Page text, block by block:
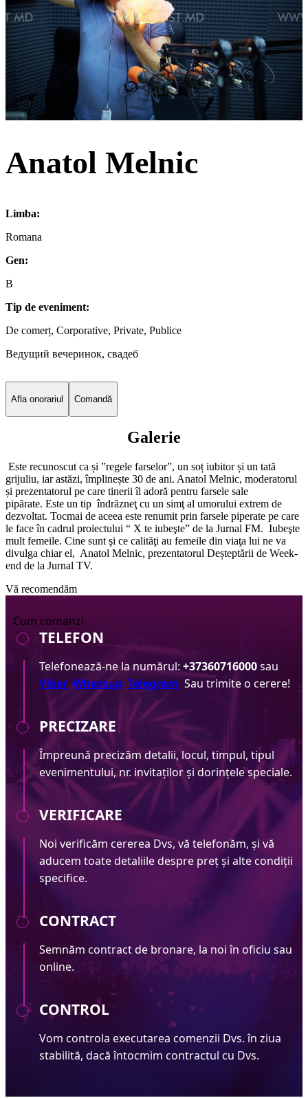
Anatol Melnic
Limba:
Romana
Gen:
B
Tip de eveniment:
De comerț, Corporative, Private, Publice
Ведущий вечеринок, свадеб
Afla onorariul Comandă
Galerie
Este recunoscut ca și ”regele farselor”, un soț iubitor și un tată
grijuliu, iar astăzi, împlinește 30 de ani. Anatol Melnic, moderatorul
și prezentatorul pe care tinerii îl adoră pentru farsele sale
pipărate. Este un tip îndrăzneţ cu un simţ al umorului extrem de
dezvoltat. Tocmai de aceea este renumit prin farsele piperate pe care
le face în cadrul proiectului “ X te iubeşte” de la Jurnal FM. Iubeşte
mult femeile. Cine sunt şi ce calităţi au femeile din viaţa lui ne va
divulga chiar el, Anatol Melnic, prezentatorul Deșteptării de Week-
end de la Jurnal TV.
Vă recomendăm
Cum comanzi
TELEFON
Telefonează-ne la numărul:+37360716000sau
Viber Whatsup Telegram Sau trimite o cerere!
PRECIZARE
Împreună precizăm detalii, locul, timpul, tipul
evenimentului, nr. invitaților și dorințele speciale.
VERIFICARE
Noi verificăm cererea Dvs, vă telefonăm, și vă
aducem toate detaliile despre preț și alte condiții
specifice.
CONTRACT
Semnăm contract de bronare, la noi în oficiu sau
online.
CONTROL
Vom controla executarea comenzii Dvs. în ziua
stabilită, dacă întocmim contractul cu Dvs.